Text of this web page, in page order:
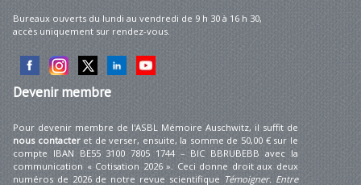
Bureaux ouverts du lundi au vendredi de 9 h 30 à 16 h 30,
accès uniquement sur rendez-vous.
Devenirmembre
Pour devenir membre de l'ASBL Mémoire Auschwitz, il suffit de
nous contacteret de verser, ensuite, la somme de 50,00 € sur le
compte IBAN BE55 3100 7805 1744 – BIC BBRUBEBB avec la
communication « Cotisation 2026 ». Ceci donne droit aux deux
numéros de 2026 de notre revue scientifique Témoigner. Entre